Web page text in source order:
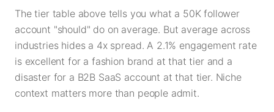
The tier table above tells you what a 50K follower
account "should" do on average. But average across
industries hides a 4x spread. A 2.1% engagement rate
is excellent for a fashion brand at that tier and a
disaster for a B2B SaaS account at that tier. Niche
context matters more than people admit.